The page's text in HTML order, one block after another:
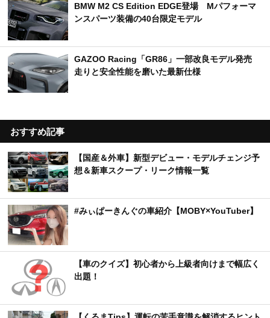
BMW M2 CS Edition EDGE登場 Mパフォーマ
ンスパーツ装備の40台限定モデル
GAZOO Racing「GR86」一部改良モデル発売
走りと安全性能を磨いた最新仕様
おすすめ記事
【国産＆外車】新型デビュー・モデルチェンジ予
想＆新車スクープ・リーク情報一覧
#みぃぱーきんぐの車紹介【MOBY×YouTuber】
【車のクイズ】初心者から上級者向けまで幅広く
出題！